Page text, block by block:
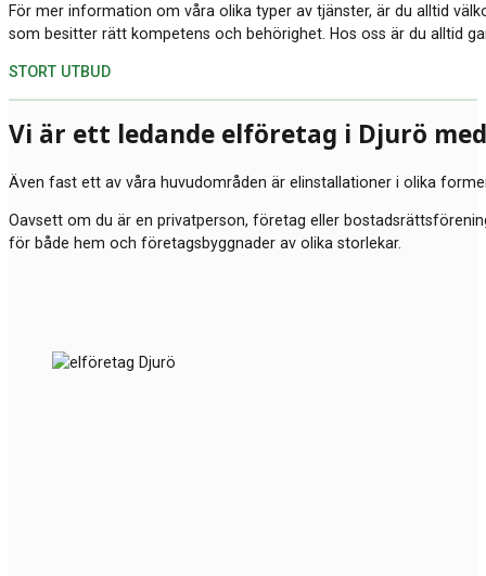
För mer information om våra olika typer av tjänster, är du alltid
som besitter rätt kompetens och behörighet. Hos oss är du alltid
STORT UTBUD
Vi är ett ledande elföretag i Djurö
Även fast ett av våra huvudområden är elinstallationer i olika
Oavsett om du är en privatperson, företag eller
för både hem och företagsbyggnader av olika storlekar.